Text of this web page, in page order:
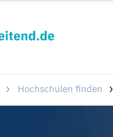
Hochschulen finden